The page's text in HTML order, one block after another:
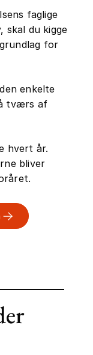
private
både børn,
og
Du kan
metoder
vil
af
faglige
skal du kigge
for
enkelte
tværs af
hvert år.
bliver